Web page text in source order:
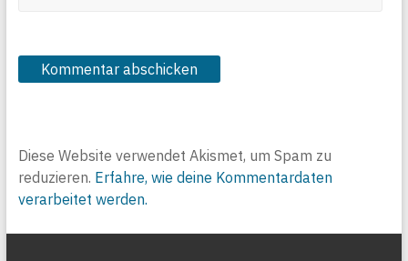
Diese Website verwendet Akismet, um Spam zu
reduzieren. Erfahre, wie deine Kommentardaten
verarbeitet werden.